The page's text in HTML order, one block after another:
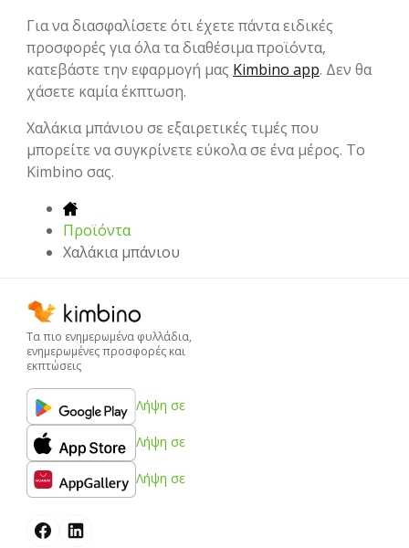
Για να διασφαλίσετε ότι έχετε πάντα ειδικές
προσφορές για όλα τα διαθέσιμα προϊόντα,
κατεβάστε την εφαρμογή μας Kimbino app. Δεν θα
χάσετε καμία έκπτωση.
Χαλάκια μπάνιου σε εξαιρετικές τιμές που
μπορείτε να συγκρίνετε εύκολα σε ένα μέρος. Το
Kimbino σας.
Προϊόντα
Χαλάκια μπάνιου
Τα πιο ενημερωμένα φυλλάδια,
ενημερωμένες προσφορές και
εκπτώσεις
Λήψη σε
Λήψη σε
Λήψη σε